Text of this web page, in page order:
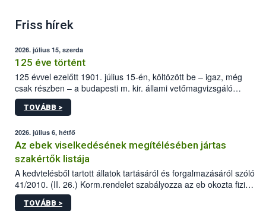
Friss hírek
2026. július 15, szerda
125 éve történt
125 évvel ezelőtt 1901. július 15-én, költözött be – igaz, még
csak részben – a budapesti m. kir. állami vetőmagvizsgáló
állomás a Kis Rókus utca 15. szám alatti, Czigler Győző által
tervezett új épületébe.
TOVÁBB >
2026. július 6, hétfő
Az ebek viselkedésének megítélésében jártas
szakértők listája
A kedvtelésből tartott állatok tartásáról és forgalmazásáról szóló
41/2010. (II. 26.) Korm.rendelet szabályozza az eb okozta fizikai
sérülés, illetve ennek veszélye keletkezésekor felmerülő
hatósági feladatokat, valamint a veszélyes eb tartását és annak
TOVÁBB >